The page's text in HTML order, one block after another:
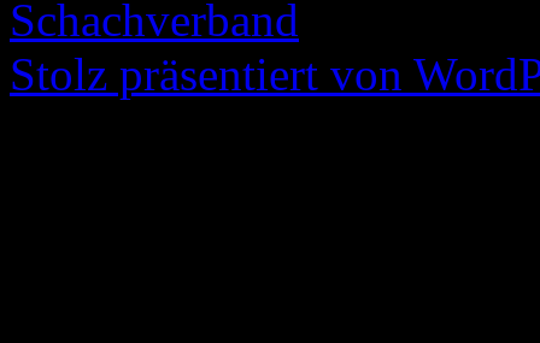
Schachverband
Stolz präsentiert von